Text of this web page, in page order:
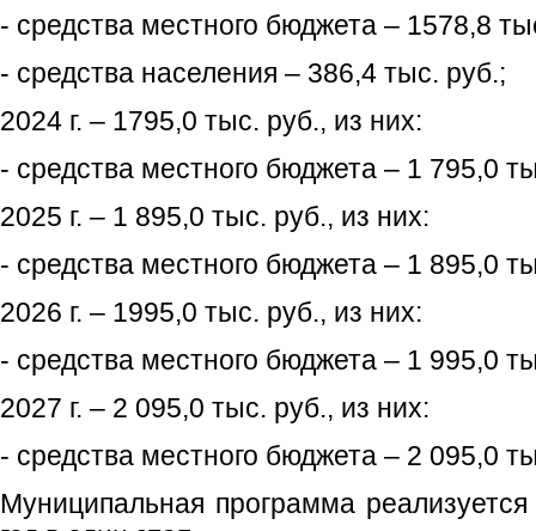
- средства местного бюджета – 1578,8
- средства населения – 386,4 тыс. руб.;
2024 г. – 1795,0 тыс. руб., из них:
- средства местного бюджета – 1 795,0
2025 г. – 1 895,0 тыс. руб., из них:
- средства местного бюджета – 1 895,0
2026 г. – 1995,0 тыс. руб., из них:
- средства местного бюджета – 1 995,0
2027 г. – 2 095,0 тыс. руб., из них:
- средства местного бюджета – 2 095,0
Муниципальная программа